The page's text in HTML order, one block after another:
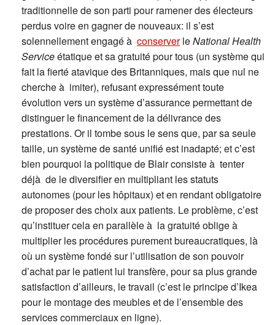
traditionnelle de son parti pour ramener des électeurs
perdus voire en gagner de nouveaux: il s’est
solennellement engagé à conserverleNational Health
Serviceétatique et sa gratuité pour tous (un système qui
fait la fierté atavique des Britanniques, mais que nul ne
cherche à imiter), refusant expressément toute
évolution vers un système d’assurance permettant de
distinguer le financement de la délivrance des
prestations. Or il tombe sous le sens que, par sa seule
taille, un système de santé unifié est inadapté; et c’est
bien pourquoi la politique de Blair consiste à tenter
déjà de le diversifier en multipliant les statuts
autonomes (pour les hôpitaux) et en rendant obligatoire
de proposer des choix aux patients. Le problème, c’est
qu’instituer cela en parallèle à la gratuité oblige à
multiplier les procédures purement bureaucratiques, là
où un système fondé sur l’utilisation de son pouvoir
d’achat par le patient lui transfère, pour sa plus grande
satisfaction d’ailleurs, le travail (c’est le principe d’Ikea
pour le montage des meubles et de l’ensemble des
services commerciaux en ligne).